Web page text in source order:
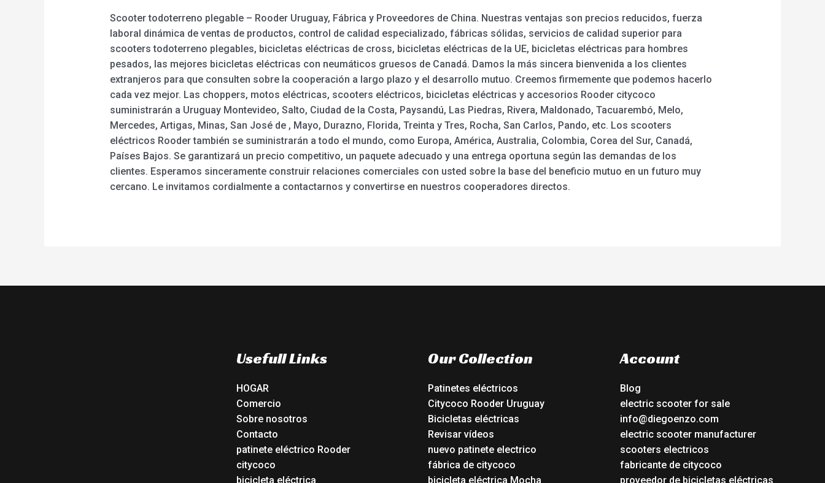
Scooter todoterreno plegable – Rooder Uruguay, Fábrica y Proveedores de China. Nuestras ventajas son precios reducidos, fuerza
laboral dinámica de ventas de productos, control de calidad especializado, fábricas sólidas, servicios de calidad superior para
scooters todoterreno plegables, bicicletas eléctricas de cross, bicicletas eléctricas de la UE, bicicletas eléctricas para hombres
pesados, las mejores bicicletas eléctricas con neumáticos gruesos de Canadá. Damos la más sincera bienvenida a los clientes
extranjeros para que consulten sobre la cooperación a largo plazo y el desarrollo mutuo. Creemos firmemente que podemos hacerlo
cada vez mejor. Las choppers, motos eléctricas, scooters eléctricos, bicicletas eléctricas y accesorios Rooder citycoco
suministrarán a Uruguay Montevideo, Salto, Ciudad de la Costa, Paysandú, Las Piedras, Rivera, Maldonado, Tacuarembó, Melo,
Mercedes, Artigas, Minas, San José de , Mayo, Durazno, Florida, Treinta y Tres, Rocha, San Carlos, Pando, etc. Los scooters
eléctricos Rooder también se suministrarán a todo el mundo, como Europa, América, Australia, Colombia, Corea del Sur, Canadá,
Países Bajos. Se garantizará un precio competitivo, un paquete adecuado y una entrega oportuna según las demandas de los
clientes. Esperamos sinceramente construir relaciones comerciales con usted sobre la base del beneficio mutuo en un futuro muy
cercano. Le invitamos cordialmente a contactarnos y convertirse en nuestros cooperadores directos.
Usefull Links
HOGAR
Comercio
Sobre nosotros
Contacto
patinete eléctrico Rooder
citycoco
bicicleta eléctrica
Our Collection
Patinetes eléctricos
Citycoco Rooder Uruguay
Bicicletas eléctricas
Revisar vídeos
nuevo patinete electrico
fábrica de citycoco
bicicleta eléctrica Mocha
Account
Blog
electric scooter for sale
info@diegoenzo.com
electric scooter manufacturer
scooters electricos
fabricante de citycoco
proveedor de bicicletas eléctricas